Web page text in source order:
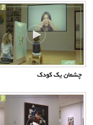
چشمان یک کودک